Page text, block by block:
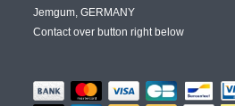
Jemgum, GERMANY
Contact over button right below